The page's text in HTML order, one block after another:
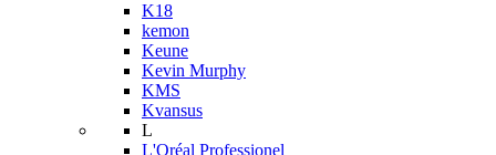
K18
kemon
Keune
Kevin Murphy
KMS
Kvansus
L
L'Oréal Professionel